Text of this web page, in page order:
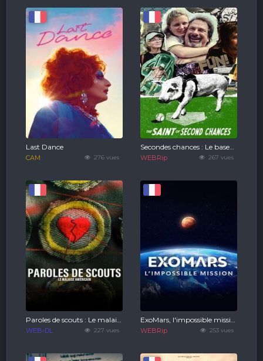
276 vues
Last Dance
CAM 267 vues
Secondes chances : Le baseball, c'est sacré !
WEBRip
227 vues
Paroles de scouts : Le malaise américain
WEB-DL 253 vues
ExoMars, l'impossible mission
WEBRip